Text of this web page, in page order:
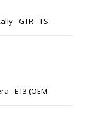
- GTR - TS -
- ET3 (OEM